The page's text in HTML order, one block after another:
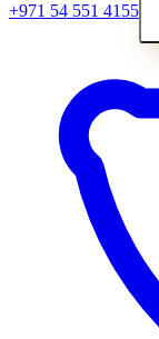
+971 54 551 4155